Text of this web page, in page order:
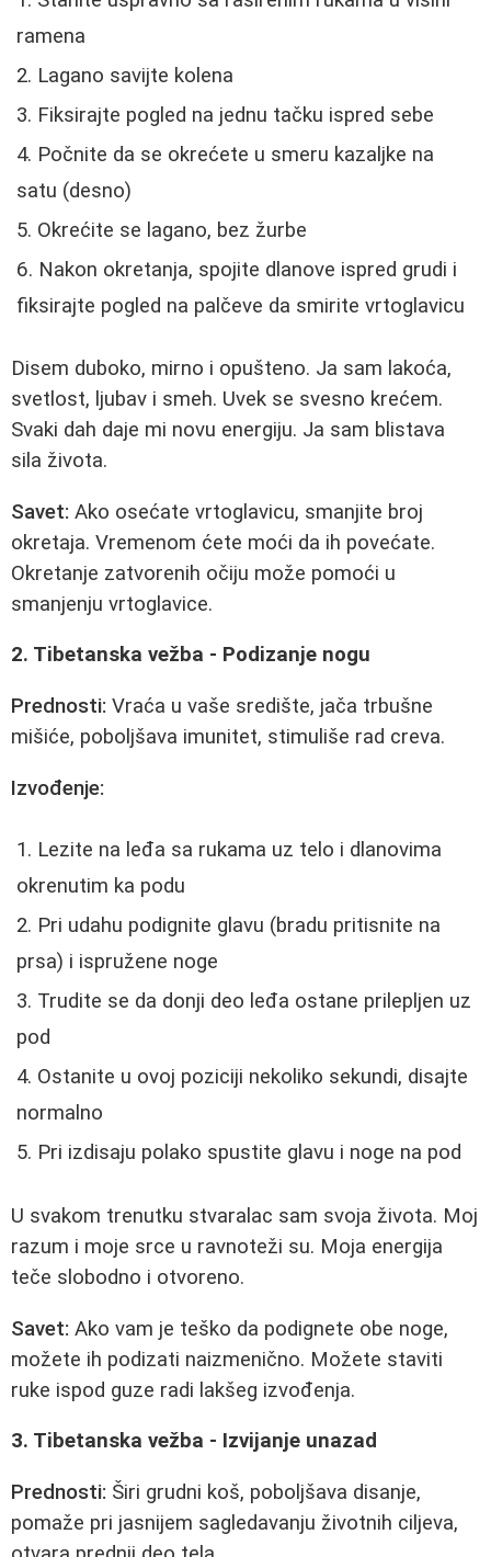
ramena
Lagano savijte kolena
Fiksirajte pogled na jednu tačku ispred sebe
Počnite da se okrećete u smeru kazaljke na
satu (desno)
Okrećite se lagano, bez žurbe
Nakon okretanja, spojite dlanove ispred grudi i
fiksirajte pogled na palčeve da smirite vrtoglavicu
Disem duboko, mirno i opušteno. Ja sam lakoća,
svetlost, ljubav i smeh. Uvek se svesno krećem.
Svaki dah daje mi novu energiju. Ja sam blistava
sila života.
Savet: Ako osećate vrtoglavicu, smanjite broj
okretaja. Vremenom ćete moći da ih povećate.
Okretanje zatvorenih očiju može pomoći u
smanjenju vrtoglavice.
2. Tibetanska vežba - Podizanje nogu
Prednosti: Vraća u vaše središte, jača trbušne
mišiće, poboljšava imunitet, stimuliše rad creva.
Izvođenje:
Lezite na leđa sa rukama uz telo i dlanovima
okrenutim ka podu
Pri udahu podignite glavu (bradu pritisnite na
prsa) i ispružene noge
Trudite se da donji deo leđa ostane prilepljen uz
pod
Ostanite u ovoj poziciji nekoliko sekundi, disajte
normalno
Pri izdisaju polako spustite glavu i noge na pod
U svakom trenutku stvaralac sam svoja života. Moj
razum i moje srce u ravnoteži su. Moja energija
teče slobodno i otvoreno.
Savet: Ako vam je teško da podignete obe noge,
možete ih podizati naizmenično. Možete staviti
ruke ispod guze radi lakšeg izvođenja.
3. Tibetanska vežba - Izvijanje unazad
Prednosti: Širi grudni koš, poboljšava disanje,
pomaže pri jasnijem sagledavanju životnih ciljeva,